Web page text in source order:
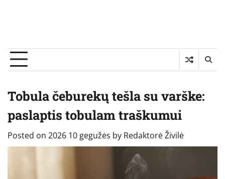
Tobula čeburekų tešla su varške:
paslaptis tobulam traškumui
Posted on 2026 10 gegužės by Redaktorė Živilė